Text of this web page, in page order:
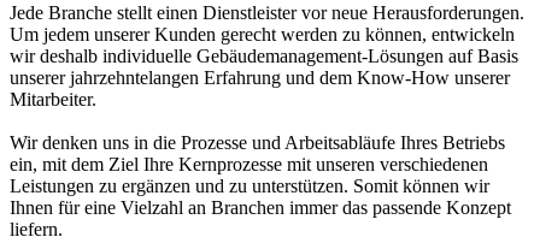
Jede Branche stellt einen Dienstleister vor neue Herausforderungen.
Um jedem unserer Kunden gerecht werden zu können, entwickeln
wir deshalb individuelle Gebäudemanagement-Lösungen auf Basis
unserer jahrzehntelangen Erfahrung und dem Know-How unserer
Mitarbeiter.
Wir denken uns in die Prozesse und Arbeitsabläufe Ihres Betriebs
ein, mit dem Ziel Ihre Kernprozesse mit unseren verschiedenen
Leistungen zu ergänzen und zu unterstützen. Somit können wir
Ihnen für eine Vielzahl an Branchen immer das passende Konzept
liefern.